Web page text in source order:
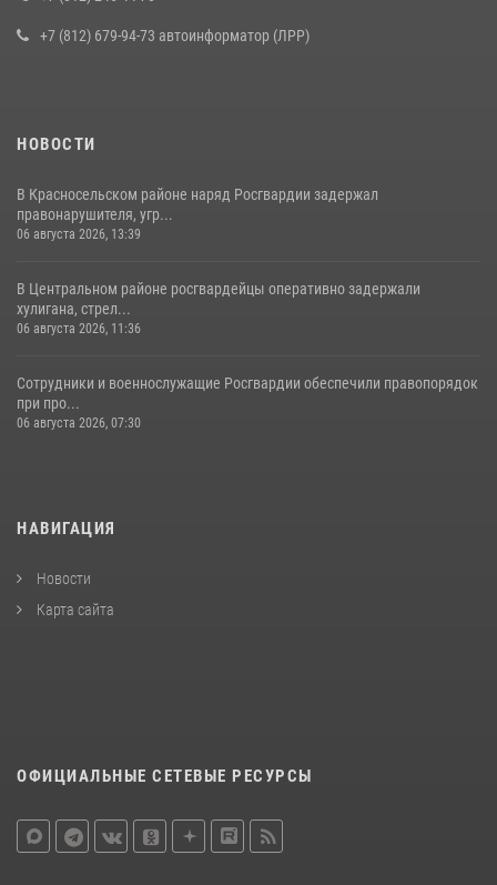
+7 (812) 679-94-73 автоинформатор (ЛРР)
НОВОСТИ
В Красносельском районе наряд Росгвардии задержал
правонарушителя, угр...
06 августа 2026, 13:39
В Центральном районе росгвардейцы оперативно задержали
хулигана, стрел...
06 августа 2026, 11:36
Сотрудники и военнослужащие Росгвардии обеспечили правопорядок
при про...
06 августа 2026, 07:30
НАВИГАЦИЯ
Новости
Карта сайта
ОФИЦИАЛЬНЫЕ СЕТЕВЫЕ РЕСУРСЫ